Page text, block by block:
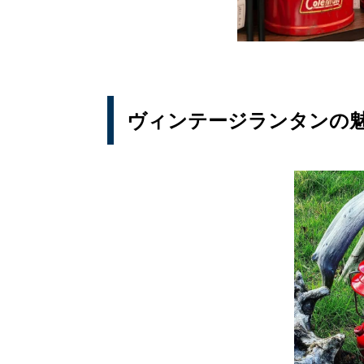
ヴィンテージランタンの